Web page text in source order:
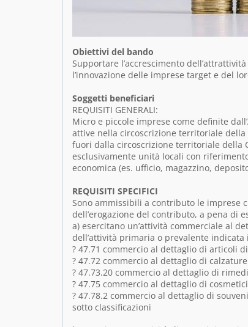
Obiettivi del bando
Supportare l’accrescimento
l’innovazione delle imprese target e del
Soggetti beneficiari
REQUISITI GENERALI:
Micro e piccole imprese come definite
attive nella circoscrizione territoriale della
fuori dalla circoscrizione territoriale della
esclusivamente unità locali con
economica (es. ufficio, magazzino,
REQUISITI SPECIFICI
Sono ammissibili a contributo le imprese
dell’erogazione del contributo, a pena di
a) esercitano un’attività commerciale al
dell’attività primaria o prevalente indicata
? 47.71 commercio al dettaglio di articoli
? 47.72 commercio al dettaglio di
? 47.73.20 commercio al dettaglio di
? 47.75 commercio al dettaglio di
? 47.78.2 commercio al dettaglio di
sotto classificazioni